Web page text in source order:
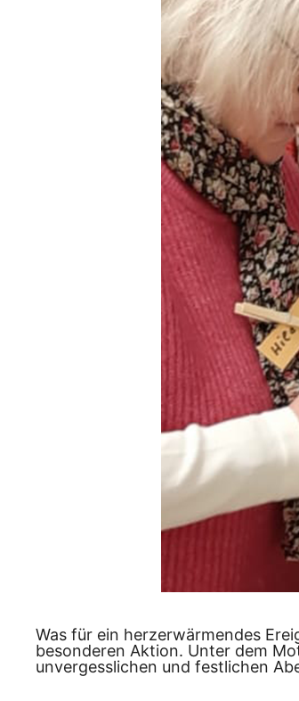
Was für ein herzerwärmendes
besonderen Aktion. Unter dem
unvergesslichen und festlichen